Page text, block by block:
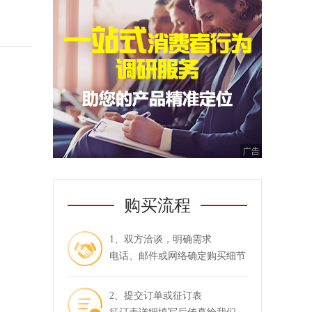
购买流程
1、双方洽谈，明确需求
电话、邮件或网络确定购买细节
2、提交订单或征订表